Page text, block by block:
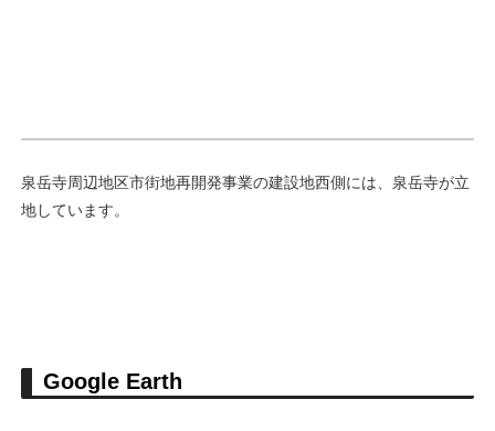
泉岳寺周辺地区市街地再開発事業の建設地西側には、泉岳寺が立
地しています。
Google Earth